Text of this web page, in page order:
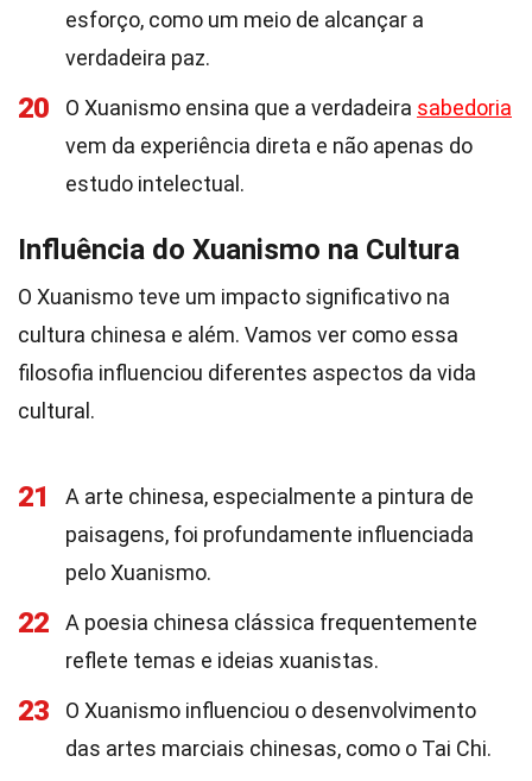
esforço, como um meio de alcançar a
verdadeira paz.
20 O Xuanismo ensina que a verdadeira sabedoria
vem da experiência direta e não apenas do
estudo intelectual.
Influência do Xuanismo na Cultura
O Xuanismo teve um impacto significativo na
cultura chinesa e além. Vamos ver como essa
filosofia influenciou diferentes aspectos da vida
cultural.
21
A arte chinesa, especialmente a pintura de
paisagens, foi profundamente influenciada
pelo Xuanismo.
22
A poesia chinesa clássica frequentemente
reflete temas e ideias xuanistas.
23
O Xuanismo influenciou o desenvolvimento
das artes marciais chinesas, como o Tai Chi.